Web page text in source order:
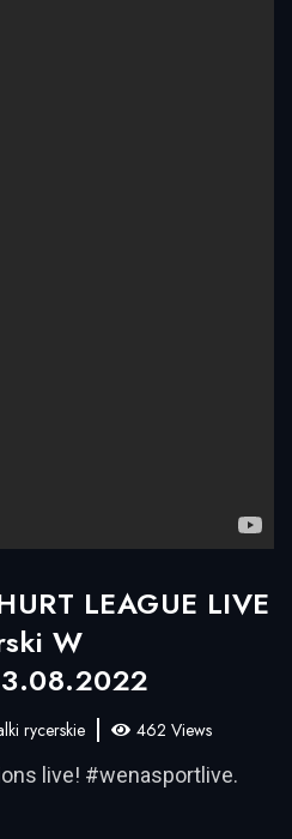
LEAGUE LIVE
W
rycerskie 462 Views
live! #wenasportlive.